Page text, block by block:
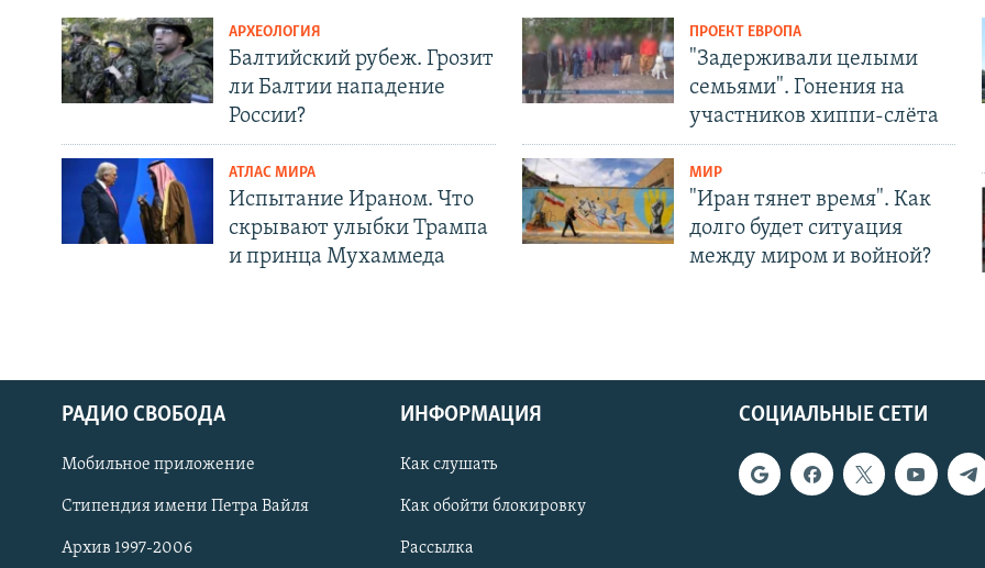
СОЦИАЛЬНЫЕ СЕТИ
АРХЕОЛОГИЯ
Балтийский рубеж. Грозит
ли Балтии нападение
России?
АТЛАС МИРА
Испытание Ираном. Что
скрывают улыбки Трампа
и принца Мухаммеда
ПРОЕКТ ЕВРОПА
"Задерживали целыми
семьями". Гонения на
участников хиппи-слёта
МИР
"Иран тянет время". Как
долго будет ситуация
между миром и войной?
СОЦИАЛЬНЫЕ СЕТИ
РАДИО СВОБОДА
Мобильное приложение
Стипендия имени Петра Вайля
Архив 1997-2006
ИНФОРМАЦИЯ
Как слушать
Как обойти блокировку
Рассылка